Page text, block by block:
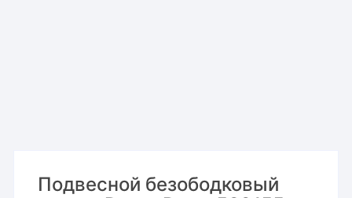
Подвесной безободковый